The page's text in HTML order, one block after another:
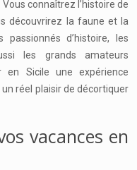
connaîtrez l’histoire de
découvrirez la faune et la
d’histoire, les
les grands amateurs
en Sicile une expérience
réel plaisir de décortiquer
vacances en